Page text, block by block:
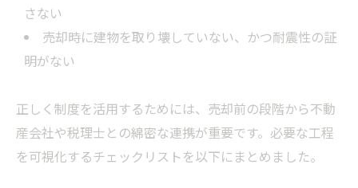
さない
売却時に建物を取り壊していない、かつ耐震性の証
明がない
正しく制度を活用するためには、売却前の段階から不動
産会社や税理士との綿密な連携が重要です。必要な工程
を可視化するチェックリストを以下にまとめました。